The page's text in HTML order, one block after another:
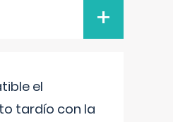
+
el
tardío con la